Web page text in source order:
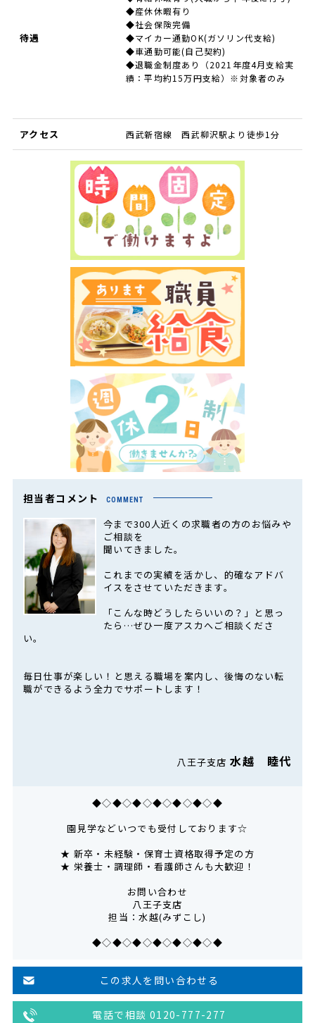
待遇
◆産休休暇有り
◆社会保険完備
◆マイカー通勤OK(ガソリン代支給)
◆車通勤可能(自己契約)
◆退職金制度あり（2021年度4月支給実
績：平均約15万円支給）※対象者のみ
アクセス 西武新宿線 西武柳沢駅より徒歩1分
担当者コメント COMMENT
今まで300人近くの求職者の方のお悩みや
ご相談を
聞いてきました。
これまでの実績を活かし、的確なアドバ
イスをさせていただきます。
「こんな時どうしたらいいの？」と思っ
たら…ぜひ一度アスカへご相談くださ
い。
毎日仕事が楽しい！と思える職場を案内し、後悔のない転
職ができるよう全力でサポートします！
八王子支店水越 睦代
◆◇◆◇◆◇◆◇◆◇◆◇◆
園見学などいつでも受付しております☆
★ 新卒・未経験・保育士資格取得予定の方
★ 栄養士・調理師・看護師さんも大歓迎！
お問い合わせ
八王子支店
担当：水越(みずこし)
◆◇◆◇◆◇◆◇◆◇◆◇◆
この求人を問い合わせる
電話で相談 0120-777-277